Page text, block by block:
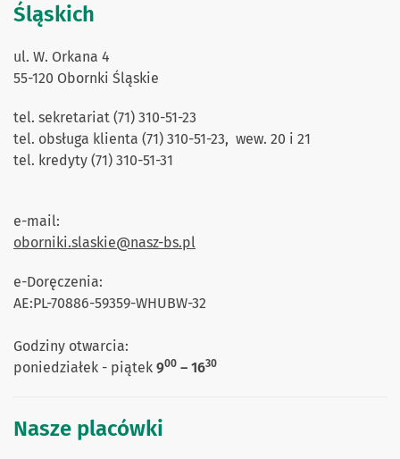
Śląskich
ul. W. Orkana 4
55-120 Obornki Śląskie
tel. sekretariat (71) 310-51-23
tel. obsługa klienta (71) 310-51-23, wew. 20 i 21
tel. kredyty (71) 310-51-31
e-mail:
oborniki.slaskie@nasz-bs.pl
e-Doręczenia:
AE:PL-70886-59359-WHUBW-32
Godziny otwarcia:
poniedziałek - piątek 900 – 1630
Nasze placówki